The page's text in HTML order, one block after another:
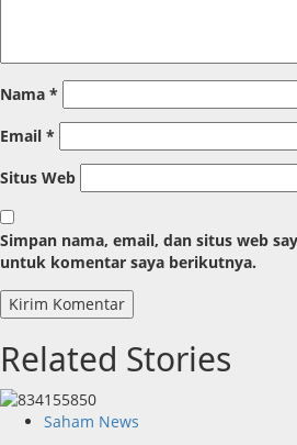
Nama *
Email *
Situs Web
Simpan nama, email, dan situs web
untuk komentar saya berikutnya.
Related Stories
Saham News